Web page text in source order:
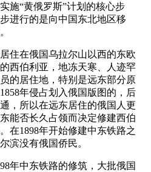
施“黄俄罗斯”计划的核心步
进行的是向中国东北地区移
住在俄国乌拉尔山以西的东欧
西伯利亚，地冻天寒、人迹罕
的居住地，特别是远东部分原
年侵占划入俄国版图的，后
，所以在远东居住的俄国人更
能否长久占领而决定修建西伯
在1898年开始修建中东铁路之
滨没有俄国侨民。
年中东铁路的修筑，大批俄国